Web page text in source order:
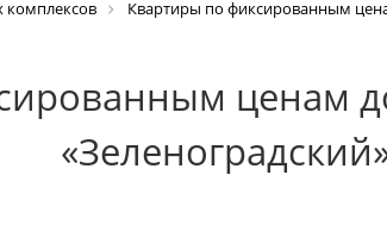
комплексов Квартиры по фиксированным
ценам